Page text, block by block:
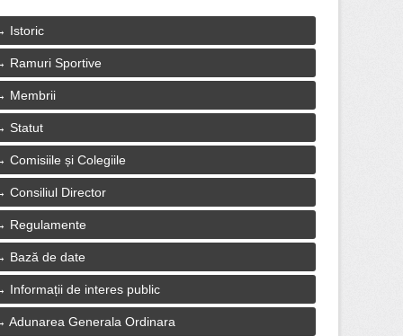
Istoric
Ramuri Sportive
Membrii
Statut
Comisiile și Colegiile
Consiliul Director
Regulamente
Bază de date
Informații de interes public
Adunarea Generala Ordinara